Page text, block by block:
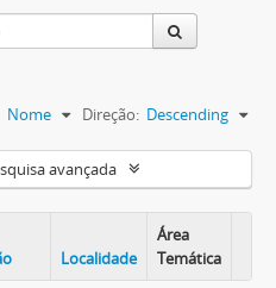
Nome Direção: Descending
avançada
Localidade
Área
Temática